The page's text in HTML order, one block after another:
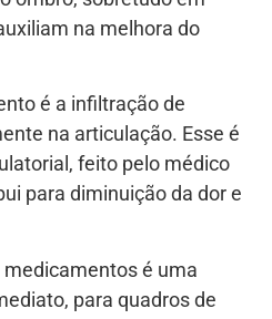
na melhora do
é a infiltração de
na articulação. Esse é
feito pelo médico
para diminuição da dor e
é uma
para quadros de